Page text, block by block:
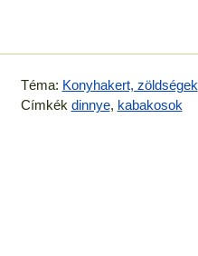
Téma: Konyhakert, zöldségek
Címkék dinnye, kabakosok